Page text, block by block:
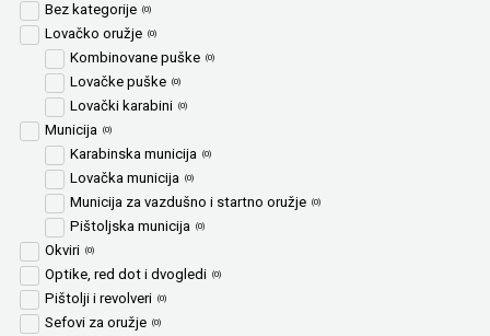
Bez kategorije (0)
Lovačko oružje (0)
Kombinovane puške (0)
Lovačke puške (0)
Lovački karabini (0)
Municija (0)
Karabinska municija (0)
Lovačka municija (0)
Municija za vazdušno i startno oružje (0)
Pištoljska municija (0)
Okviri (0)
Optike, red dot i dvogledi (0)
Pištolji i revolveri (0)
Sefovi za oružje (0)